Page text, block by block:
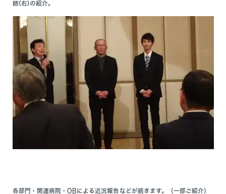
師(右)の紹介。
各部門・関連病院・OBによる近況報告などが続きます。（一部ご紹介）